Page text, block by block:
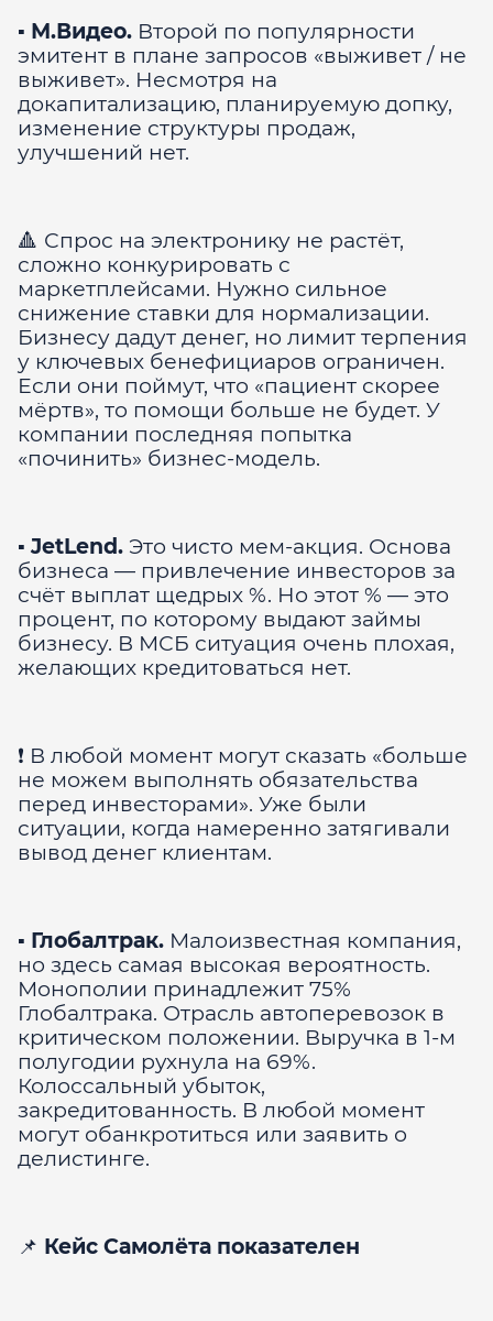
▪️ М.Видео. Второй по популярности
эмитент в плане запросов «выживет / не
выживет». Несмотря на
докапитализацию, планируемую допку,
изменение структуры продаж,
улучшений нет.
🔺 Спрос на электронику не растёт,
сложно конкурировать с
маркетплейсами. Нужно сильное
снижение ставки для нормализации.
Бизнесу дадут денег, но лимит терпения
у ключевых бенефициаров ограничен.
Если они поймут, что «пациент скорее
мёртв», то помощи больше не будет. У
компании последняя попытка
«починить» бизнес-модель.
▪️ JetLend. Это чисто мем-акция. Основа
бизнеса — привлечение инвесторов за
счёт выплат щедрых %. Но этот % — это
процент, по которому выдают займы
бизнесу. В МСБ ситуация очень плохая,
желающих кредитоваться нет.
❗️ В любой момент могут сказать «больше
не можем выполнять обязательства
перед инвесторами». Уже были
ситуации, когда намеренно затягивали
вывод денег клиентам.
▪️ Глобалтрак. Малоизвестная компания,
но здесь самая высокая вероятность.
Монополии принадлежит 75%
Глобалтрака. Отрасль автоперевозок в
критическом положении. Выручка в 1-м
полугодии рухнула на 69%.
Колоссальный убыток,
закредитованность. В любой момент
могут обанкротиться или заявить о
делистинге.
📌 Кейс Самолёта показателен